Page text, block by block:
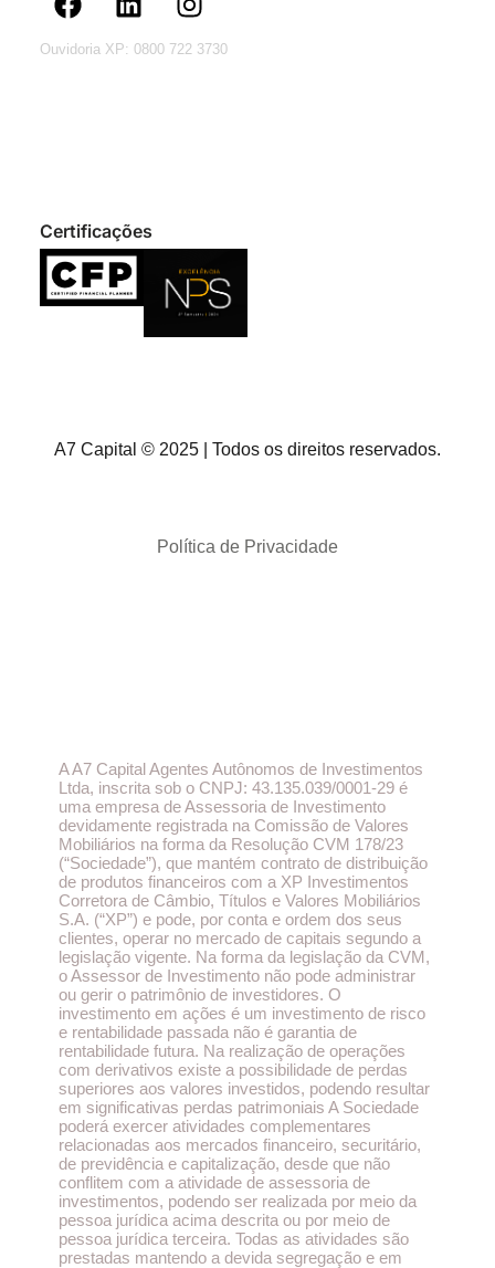
Ouvidoria XP: 0800 722 3730
Certificações
A7 Capital © 2025 | Todos os direitos reservados.
Política de Privacidade
A A7 Capital Agentes Autônomos de Investimentos
Ltda, inscrita sob o CNPJ: 43.135.039/0001-29 é
uma empresa de Assessoria de Investimento
devidamente registrada na Comissão de Valores
Mobiliários na forma da Resolução CVM 178/23
(“Sociedade”), que mantém contrato de distribuição
de produtos financeiros com a XP Investimentos
Corretora de Câmbio, Títulos e Valores Mobiliários
S.A. (“XP”) e pode, por conta e ordem dos seus
clientes, operar no mercado de capitais segundo a
legislação vigente. Na forma da legislação da CVM,
o Assessor de Investimento não pode administrar
ou gerir o patrimônio de investidores. O
investimento em ações é um investimento de risco
e rentabilidade passada não é garantia de
rentabilidade futura. Na realização de operações
com derivativos existe a possibilidade de perdas
superiores aos valores investidos, podendo resultar
em significativas perdas patrimoniais A Sociedade
poderá exercer atividades complementares
relacionadas aos mercados financeiro, securitário,
de previdência e capitalização, desde que não
conflitem com a atividade de assessoria de
investimentos, podendo ser realizada por meio da
pessoa jurídica acima descrita ou por meio de
pessoa jurídica terceira. Todas as atividades são
prestadas mantendo a devida segregação e em